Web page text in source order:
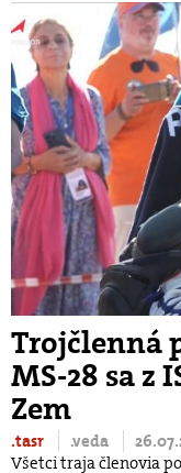
Trojčlenná
MS‑28 sa z
Zem
.tasr .veda
Všetci traja členovia